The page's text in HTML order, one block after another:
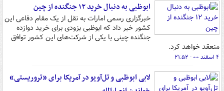
ابوظبی به دنبال خرید ۱۲ جنگنده از چین
خبرگزاری رسمی امارات به نقل از یک مقام دفاعی این
کشور خبر داد که ابوظبی بزودی برای خرید دوازده
جنگنده چینی با یکی از شرکت‌های این کشور توافق
منعقد خواهد کرد.
۴ اسفند ۰۰ - ۲۱:۵۲
لابی ابوظبی و تل‌آویو در آمریکا برای «تروریستی»